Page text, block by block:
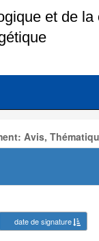
Avis,
date de signature